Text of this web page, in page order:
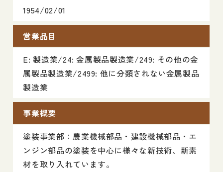
1954/02/01
営業品目
E: 製造業/24: 金属製品製造業/249: その他の金
属製品製造業/2499: 他に分類されない金属製品
製造業
事業概要
塗装事業部：農業機械部品・建設機械部品・エ
ンジン部品の塗装を中心に様々な新技術、新素
材を取り入れています。